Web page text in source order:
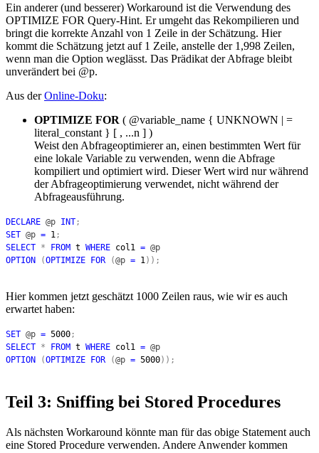
Ein anderer (und besserer) Workaround ist die Verwendung des
OPTIMIZE FOR Query-Hint. Er umgeht das Rekompilieren und
bringt die korrekte Anzahl von 1 Zeile in der Schätzung. Hier
kommt die Schätzung jetzt auf 1 Zeile, anstelle der 1,998 Zeilen,
wenn man die Option weglässt. Das Prädikat der Abfrage bleibt
unverändert bei @p.
Aus derOnline-Doku:
OPTIMIZE FOR ( @variable_name { UNKNOWN | =
literal_constant } [ , ...n ] )
Weist den Abfrageoptimierer an, einen bestimmten Wert für
eine lokale Variable zu verwenden, wenn die Abfrage
kompiliert und optimiert wird. Dieser Wert wird nur während
der Abfrageoptimierung verwendet, nicht während der
Abfrageausführung.
DECLARE @p INT;
SET @p = 1;
SELECT * FROM t WHERE col1 = @p
OPTION
(OPTIMIZE FOR (@p = 1));
Hier kommen jetzt geschätzt 1000 Zeilen raus, wie wir es auch
erwartet haben:
SET @p = 5000;
SELECT * FROM t WHERE col1 = @p
OPTION
(OPTIMIZE FOR (@p = 5000));
Teil 3: Sniffing bei Stored Procedures
Als nächsten Workaround könnte man für das obige Statement auch
eine Stored Procedure verwenden. Andere Anwender kommen